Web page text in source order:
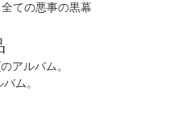
ての悪事の黒幕
のアルバム。
ム。